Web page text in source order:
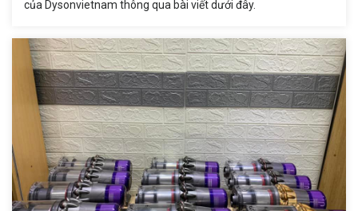
của Dysonvietnam thông qua bài viết dưới đây.